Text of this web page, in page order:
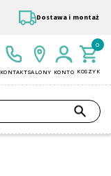
Dostawa i montaż
KONTAKTSALONY KONTO KOSZYK
0